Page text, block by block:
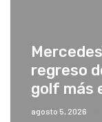
regreso
golf más
agosto 5, 2026